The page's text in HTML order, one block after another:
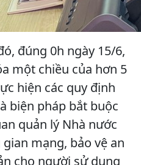
đúng 0h ngày 15/6,
một chiều của hơn 5
hiện các quy định
biện pháp bắt buộc
quản lý Nhà nước
mạng, bảo vệ an
cho người sử dụng